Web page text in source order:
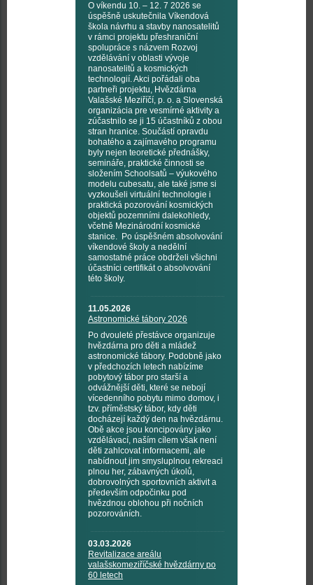
O víkendu 10. – 12. 7 2026 se
úspěšně uskutečnila Víkendová
škola návrhu a stavby nanosatelitů
v rámci projektu přeshraniční
spolupráce s názvem Rozvoj
vzdělávání v oblasti vývoje
nanosatelitů a kosmických
technologií. Akci pořádali oba
partneři projektu, Hvězdárna
Valašské Meziříčí, p. o. a Slovenská
organizácia pre vesmírné aktivity a
zúčastnilo se ji 15 účastníků z obou
stran hranice. Součástí opravdu
bohatého a zajímavého programu
byly nejen teoretické přednášky,
semináře, praktické činnosti se
složením Schoolsatů – výukového
modelu cubesatu, ale také jsme si
vyzkoušeli virtuální technologie i
praktická pozorování kosmických
objektů pozemními dalekohledy,
včetně Mezinárodní kosmické
stanice. Po úspěšném absolvování
víkendové školy a nedělní
samostatné práce obdrželi všichni
účastníci certifikát o absolvování
této školy.
11.05.2026
Astronomické tábory 2026
Po dvouleté přestávce organizuje
hvězdárna pro děti a mládež
astronomické tábory. Podobně jako
v předchozích letech nabízíme
pobytový tábor pro starší a
odvážnější děti, které se nebojí
vícedenního pobytu mimo domov, i
tzv. příměstský tábor, kdy děti
docházejí každý den na hvězdárnu.
Obě akce jsou koncipovány jako
vzdělávací, naším cílem však není
děti zahlcovat informacemi, ale
nabídnout jim smysluplnou rekreaci
plnou her, zábavných úkolů,
dobrovolných sportovních aktivit a
především odpočinku pod
hvězdnou oblohou při nočních
pozorováních.
03.03.2026
Revitalizace areálu
valašskomeziříčské hvězdárny po
60 letech